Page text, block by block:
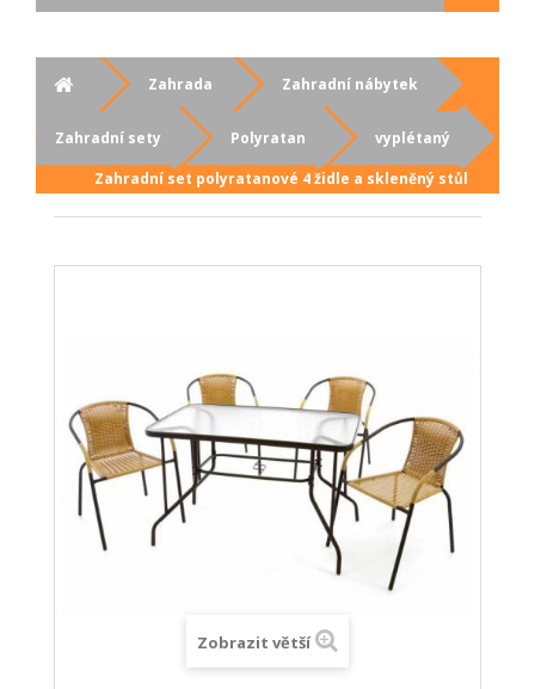
Zahrada Zahradní nábytek
Zahradní sety Polyratan
vyplétaný
Zahradní set polyratanové 4 židle a skleněný stůl
Zobrazit větší